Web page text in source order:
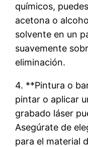
químicos,
acetona o
solvente en un
suavemente
eliminación.
4. **Pintura o
pintar o aplicar
grabado láser
Asegúrate de
para el material